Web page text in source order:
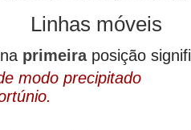
Linhas móveis
primeiraposição
modo precipitado